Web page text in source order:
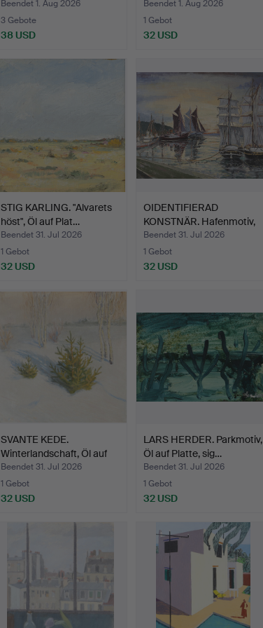
au…
Beendet 1. Aug 2026
3 Gebote
38 USD
Mischt…
Beendet 1. Aug 2026
1 Gebot
32 USD
STIG KARLING. "Alvarets
höst", Öl auf Plat…
Beendet 31. Jul 2026
1 Gebot
32 USD
OIDENTIFIERAD
KONSTNÄR. Hafenmotiv,
Öl auf…
Beendet 31. Jul 2026
1 Gebot
32 USD
SVANTE KEDE.
Winterlandschaft, Öl auf
Lein…
Beendet 31. Jul 2026
1 Gebot
32 USD
LARS HERDER. Parkmotiv,
Öl auf Platte, sig…
Beendet 31. Jul 2026
1 Gebot
32 USD